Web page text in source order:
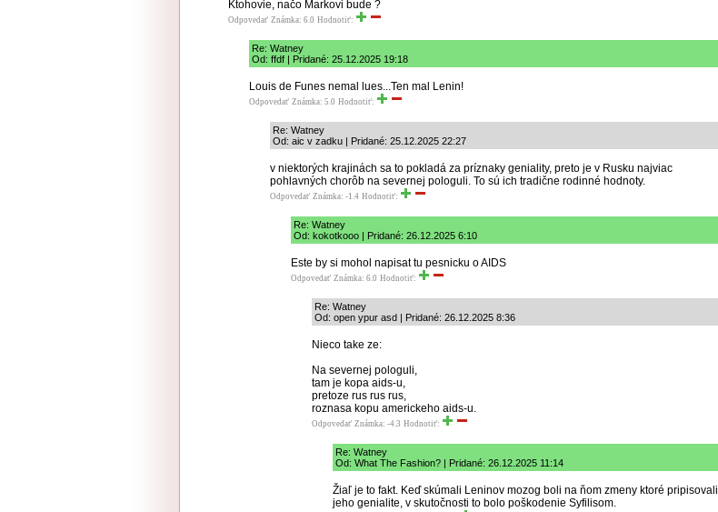
Ktohovie, načo Markovi bude ?
Odpovedať Známka: 6.0 Hodnotiť:
Re: Watney
Od: ffdf | Pridané: 25.12.2025 19:18
Louis de Funes nemal lues...Ten mal Lenin!
Odpovedať Známka: 5.0 Hodnotiť:
Re: Watney
Od: aic v zadku | Pridané: 25.12.2025 22:27
v niektorých krajinách sa to pokladá za príznaky geniality, preto je v Rusku najviac
pohlavných chorôb na severnej pologuli. To sú ich tradične rodinné hodnoty.
Odpovedať Známka: -1.4 Hodnotiť:
Re: Watney
Od: kokotkooo | Pridané: 26.12.2025 6:10
Este by si mohol napisat tu pesnicku o AIDS
Odpovedať Známka: 6.0 Hodnotiť:
Re: Watney
Od: open ypur asd | Pridané: 26.12.2025 8:36
Nieco take ze:
Na severnej pologuli,
tam je kopa aids-u,
pretoze rus rus rus,
roznasa kopu americkeho aids-u.
Odpovedať Známka: -4.3 Hodnotiť:
Re: Watney
Od: What The Fashion? | Pridané: 26.12.2025 11:14
Žiaľ je to fakt. Keď skúmali Leninov mozog boli na ňom zmeny ktoré pripisovali
jeho genialite, v skutočnosti to bolo poškodenie Syfilisom.